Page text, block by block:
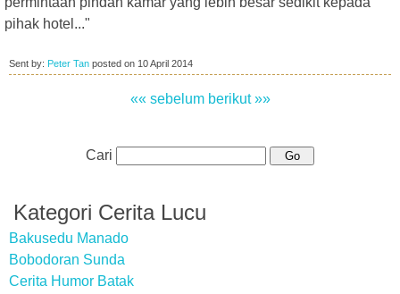
pihak hotel..."
Sent by: Peter Tan posted on 10 April 2014
«« sebelum berikut »»
Cari
Kategori Cerita Lucu
Bakusedu Manado
Bobodoran Sunda
Cerita Humor Batak